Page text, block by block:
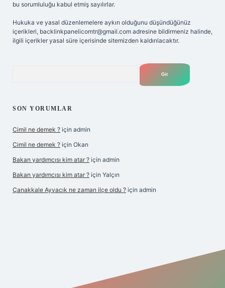
bu sorumluluğu kabul etmiş sayılırlar.
Hukuka ve yasal düzenlemelere aykırı olduğunu düşündüğünüz
içerikleri, backlinkpanelicomtr@gmail.com adresine bildirmeniz halinde,
ilgili içerikler yasal süre içerisinde sitemizden kaldırılacaktır.
SON YORUMLAR
Cimil ne demek ? için admin
Cimil ne demek ? için Okan
Bakan yardımcısı kim atar ? için admin
Bakan yardımcısı kim atar ? için Yalçın
Çanakkale Ayvacık ne zaman ilçe oldu ? için admin